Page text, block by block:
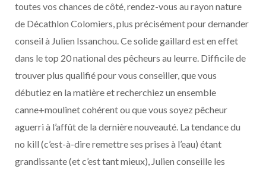
toutes vos chances de côté, rendez-vous au rayon nature
de Décathlon Colomiers, plus précisément pour demander
conseil à Julien Issanchou. Ce solide gaillard est en effet
dans le top 20 national des pêcheurs au leurre. Difficile de
trouver plus qualifié pour vous conseiller, que vous
débutiez en la matière et recherchiez un ensemble
canne+moulinet cohérent ou que vous soyez pêcheur
aguerri à l’affût de la dernière nouveauté. La tendance du
no kill (c’est-à-dire remettre ses prises à l’eau) étant
grandissante (et c’est tant mieux), Julien conseille les